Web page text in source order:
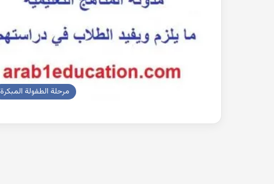
مرحلة الطفولة المبكرة